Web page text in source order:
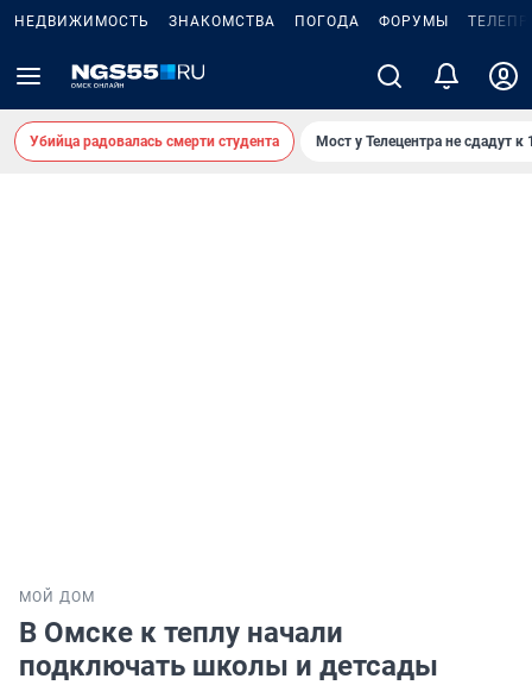
НЕДВИЖИМОСТЬ ЗНАКОМСТВА ПОГОДА ФОРУМЫ
Убийца радовалась смерти студента Мост у Телецентра не сдадут к
МОЙ ДОМ
В Омске к теплу начали
подключать школы и детсады